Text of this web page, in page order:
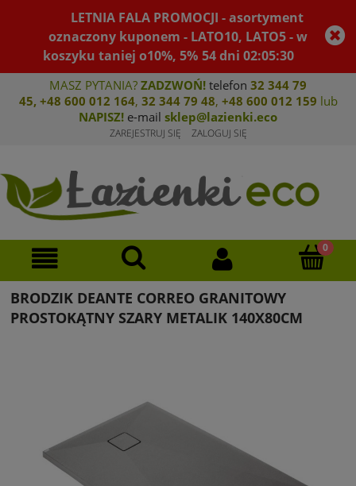
LETNIA FALA PROMOCJI - asortyment
oznaczony kuponem - LATO10, LATO5 - w
koszyku taniej o10%, 5% 54dni02:05:30
MASZ PYTANIA? ZADZWOŃ! telefon 32 344 79
45, +48 600 012 164, 32 344 79 48, +48 600 012 159 lub
NAPISZ! e-mail sklep@lazienki.eco
ZAREJESTRUJ SIĘ ZALOGUJ SIĘ
BRODZIK DEANTE CORREO GRANITOWY
PROSTOKĄTNY SZARY METALIK 140X80CM